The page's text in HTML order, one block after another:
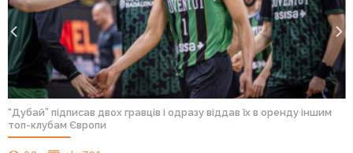
“Дубай” підписав двох гравців і одразу віддав їх в оренду іншим
топ-клубам Європи